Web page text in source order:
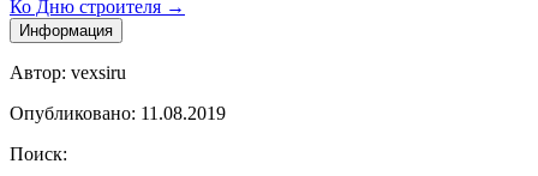
Ко Дню строителя →
Информация
Автор: vexsiru
Опубликовано: 11.08.2019
Поиск: